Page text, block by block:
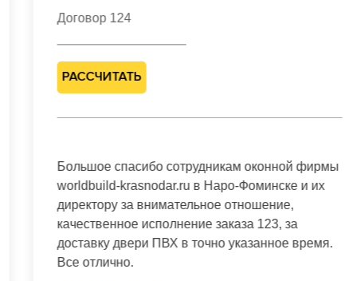
Договор 124
РАССЧИТАТЬ
Большое спасибо сотрудникам оконной фирмы
worldbuild-krasnodar.ru в Наро-Фоминске и их
директору за внимательное отношение,
качественное исполнение заказа 123, за
доставку двери ПВХ в точно указанное время.
Все отлично.